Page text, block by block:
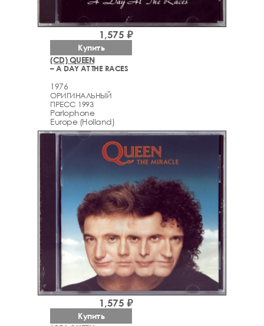
(CD) QUEEN
– A DAY AT THE RACES
1976
ОРИГИНАЛЬНЫЙ
ПРЕСС 1993
Parlophone
Europe (Holland)
1,575 ₽
Купить
1,575 ₽
Купить